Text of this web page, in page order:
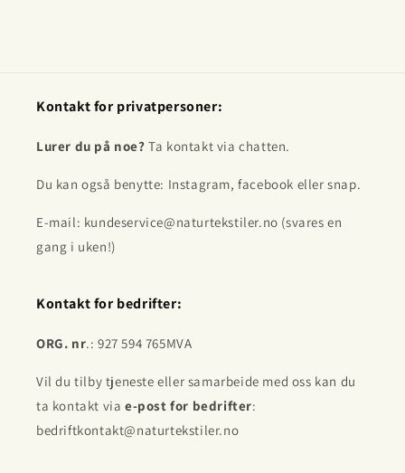
Kontakt for privatpersoner:
Lurer du på noe? Ta kontakt via chatten.
Du kan også benytte: Instagram, facebook eller snap.
E-mail: kundeservice@naturtekstiler.no (svares en
gang i uken!)
Kontakt for bedrifter:
ORG. nr.: 927 594 765MVA
Vil du tilby tjeneste eller samarbeide med oss kan du
ta kontakt via e-post for bedrifter:
bedriftkontakt@naturtekstiler.no